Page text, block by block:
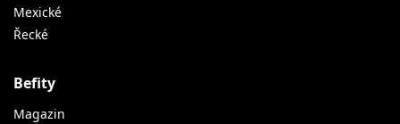
Mexické
Řecké
Befity
Magazin